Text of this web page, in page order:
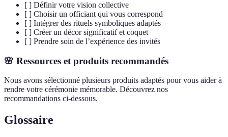
[ ] Définir votre vision collective
[ ] Choisir un officiant qui vous correspond
[ ] Intégrer des rituels symboliques adaptés
[ ] Créer un décor significatif et coquet
[ ] Prendre soin de l’expérience des invités
🌸 Ressources et produits recommandés
Nous avons sélectionné plusieurs produits adaptés pour vous aider à
rendre votre cérémonie mémorable. Découvrez nos
recommandations ci-dessous.
Glossaire